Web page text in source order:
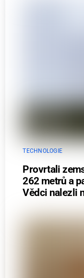
TECHNOLOGIE
Provrtali
262 metrů a
Vědci nalezli